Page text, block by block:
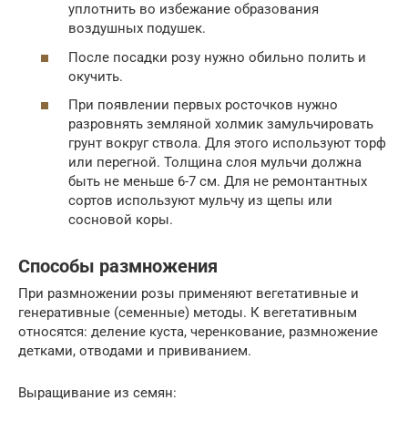
уплотнить во избежание образования
воздушных подушек.
После посадки розу нужно обильно полить и
окучить.
При появлении первых росточков нужно
разровнять земляной холмик замульчировать
грунт вокруг ствола. Для этого используют торф
или перегной. Толщина слоя мульчи должна
быть не меньше 6-7 см. Для не ремонтантных
сортов используют мульчу из щепы или
сосновой коры.
Способы размножения
При размножении розы применяют вегетативные и
генеративные (семенные) методы. К вегетативным
относятся: деление куста, черенкование, размножение
детками, отводами и прививанием.
Выращивание из семян: